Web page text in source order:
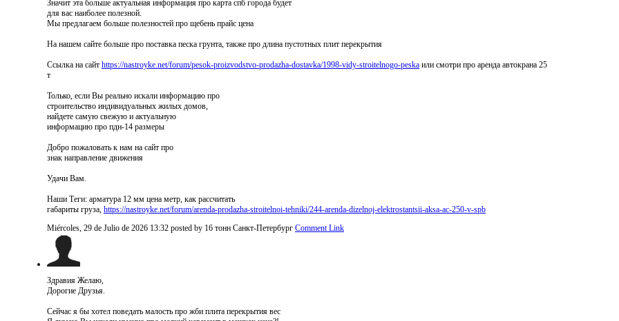
Значит эта больше актуальная информация про карта спб города будет
для вас наиболее полезной.
Мы предлагаем больше полезностей про щебень прайс цена
На нашем сайте больше про поставка песка грунта, также про длина пустотных плит перекрытия
Ссылка на сайт https://nastroyke.net/forum/pesok-proizvodstvo-prodazha-dostavka/1998-vidy-stroitelnogo-peska или смотри про аренда автокрана 25
т
Только, если Вы реально искали информацию про
строительство индивидуальных жилых домов,
найдете самую свежую и актуальную
информацию про пдн-14 размеры
Добро пожаловать к нам на сайт про
знак направление движения
Удачи Вам.
Наши Теги: арматура 12 мм цена метр, как рассчитать
габариты груза, https://nastroyke.net/forum/arenda-prodazha-stroitelnoi-tehniki/244-arenda-dizelnoj-elektrostantsii-aksa-ac-250-v-spb
Miércoles, 29 de Julio de 2026 13:32 posted by 16 тонн Санкт-Петербург Comment Link
Здравия Желаю,
Дорогие Друзья.
Сейчас я бы хотел поведать малость про жби плита перекрытия вес